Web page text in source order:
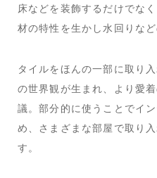
床などを装飾するだけでな
材の特性を生かし水回りな
タイルをほんの一部に取り
の世界観が生まれ、より愛
議。部分的に使うことでイ
め、さまざまな部屋で取り
す。